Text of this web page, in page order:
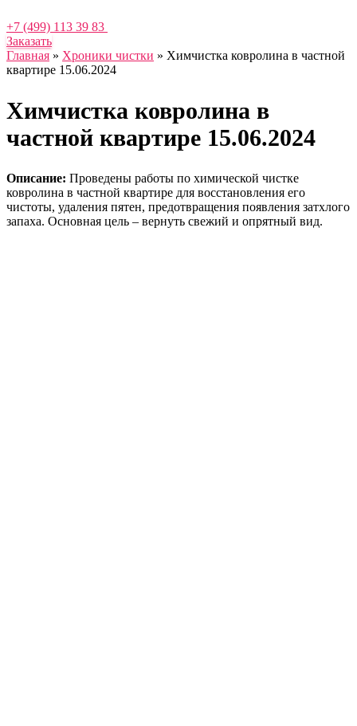
+7 (499) 113 39 83
Заказать
Главная » Хроники чистки » Химчистка ковролина в частной
квартире 15.06.2024
Химчистка ковролина в
частной квартире 15.06.2024
Описание: Проведены работы по химической чистке
ковролина в частной квартире для восстановления его
чистоты, удаления пятен, предотвращения появления затхлого
запаха. Основная цель – вернуть свежий и опрятный вид.